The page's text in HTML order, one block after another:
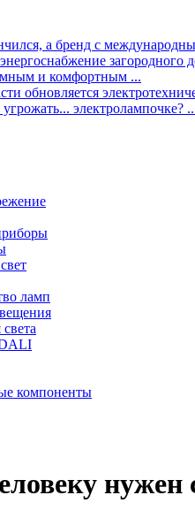
а бренд с
загородного
и комфортным ...
обновляется
электролампочке?
ламп
компоненты
нужен